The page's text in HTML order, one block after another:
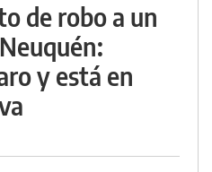
de robo a un
y está en